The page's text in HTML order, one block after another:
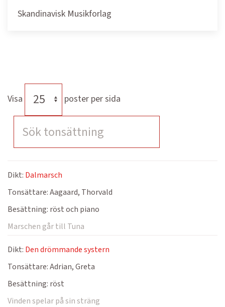
Skandinavisk Musikforlag
Visa poster per sida
Dikt: Dalmarsch
Tonsättare:Aagaard, Thorvald
Besättning: röst och piano
Marschen går till Tuna
Dikt: Den drömmande systern
Tonsättare:Adrian, Greta
Besättning: röst
Vinden spelar på sin sträng